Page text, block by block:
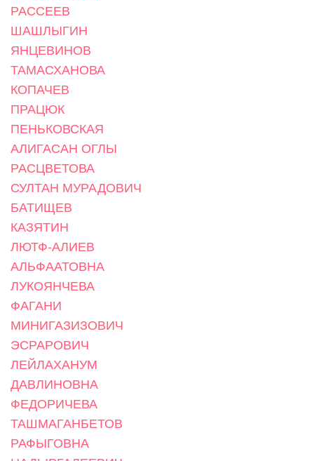
РАССЕЕВ
ШАШЛЫГИН
ЯНЦЕВИНОВ
ТАМАСХАНОВА
КОПАЧЕВ
ПРАЦЮК
ПЕНЬКОВСКАЯ
АЛИГАСАН ОГЛЫ
РАСЦВЕТОВА
СУЛТАН МУРАДОВИЧ
БАТИЩЕВ
КАЗЯТИН
ЛЮТФ-АЛИЕВ
АЛЬФААТОВНА
ЛУКОЯНЧЕВА
ФАГАНИ
МИНИГАЗИЗОВИЧ
ЭСРАРОВИЧ
ЛЕЙЛАХАНУМ
ДАВЛИНОВНА
ФЕДОРИЧЕВА
ТАШМАГАНБЕТОВ
РАФЫГОВНА